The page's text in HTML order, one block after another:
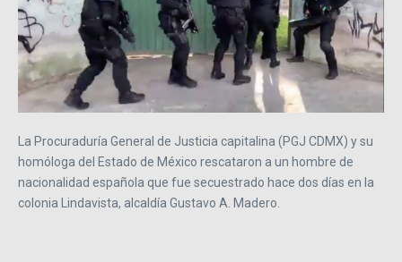
La Procuraduría General de Justicia capitalina (PGJ CDMX) y su
homóloga del Estado de México rescataron a un hombre de
nacionalidad española que fue secuestrado hace dos días en la
colonia Lindavista, alcaldía Gustavo A. Madero.